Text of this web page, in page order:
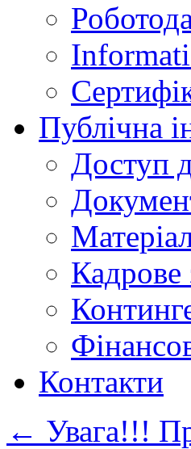
Публічна
Доступ
Кадрове
Контакти
← Увага!!!